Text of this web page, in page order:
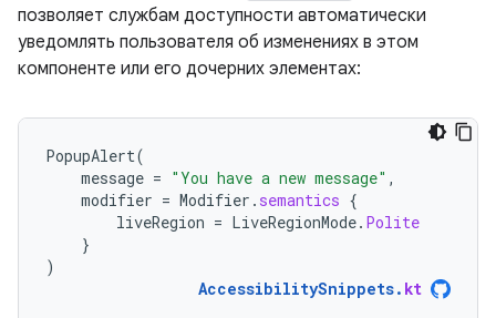
позволяет службам доступности автоматически
уведомлять пользователя об изменениях в этом
компоненте или его дочерних элементах:
PopupAlert(
message = "You have a new message" ,
modifier = Modifier . semantics {
liveRegion = LiveRegionMode. Polite
}
)
AccessibilitySnippets. kt